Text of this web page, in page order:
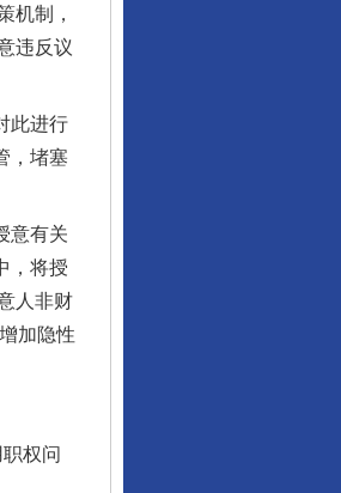
机制，
违反议
此进行
，堵塞
意有关
，将授
人非财
加隐性
权问